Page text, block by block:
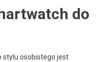
do
stylu osobistego jest